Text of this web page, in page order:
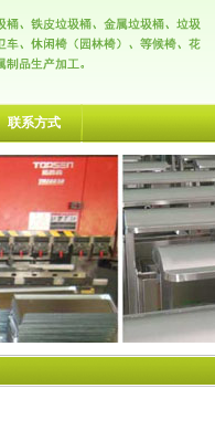
联系方式